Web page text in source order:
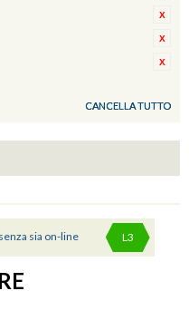
CANCELLA TUTTO
sia on-line L3